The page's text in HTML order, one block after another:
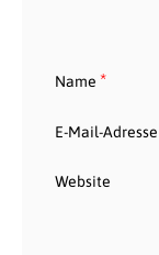
Name *
E-Mail-Adresse
Website